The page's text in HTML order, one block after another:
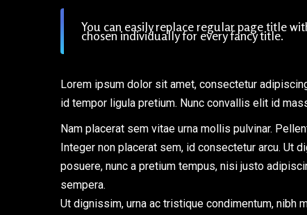
You can easily replace regular page title
chosen individually for every fancy title.
Lorem ipsum dolor sit amet, consectetur
id tempor ligula pretium. Nunc convallis elit id
Nam placerat sem vitae urna mollis pulvinar.
Integer non placerat sem, id consectetur arcu. Ut
posuere, nunc a pretium tempus, nisi justo
sempera.
Ut dignissim, urna ac tristique condimentum, nibh